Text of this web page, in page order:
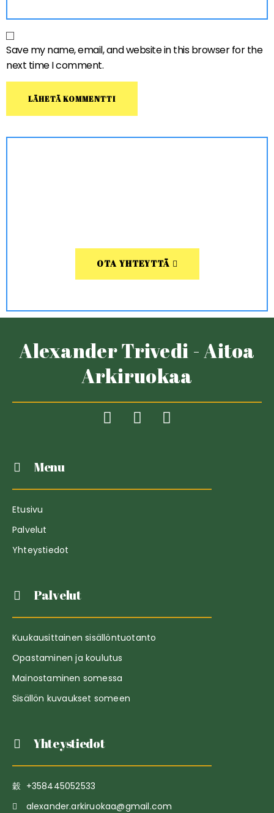
Save my name, email, and website in this browser for the
next time I comment.
OTA YHTEYTTÄ
Alexander Trivedi - Aitoa
Arkiruokaa
Menu
Etusivu
Palvelut
Yhteystiedot
Palvelut
Kuukausittainen sisällöntuotanto
Opastaminen ja koulutus
Mainostaminen somessa
Sisällön kuvaukset someen
Yhteystiedot
+358445052533
alexander.arkiruokaa@gmail.com